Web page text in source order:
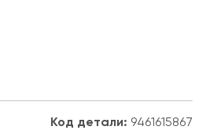
Код детали: 9461615867